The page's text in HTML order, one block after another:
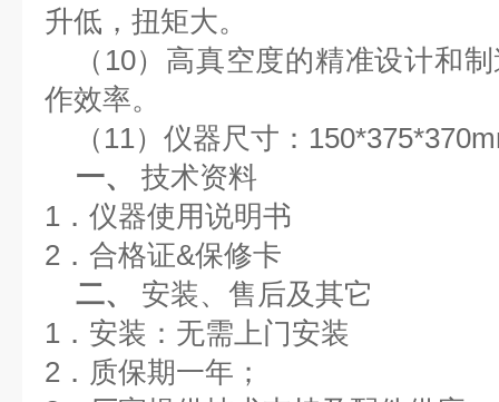
升低，扭矩大。
（10） 高真空度的精准设计和
作效率。
（11） 仪器尺寸：
一、 技术资料
1． 仪器使用说明书
2． 合格证&保修卡
二、 安装、售后及其它
1． 安装： 无需上门安装
2． 质保期一年；